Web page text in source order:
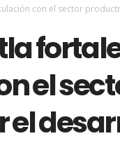
con el sector
el